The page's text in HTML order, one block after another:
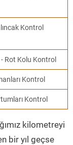
Kontrol
- Rot Kolu Kontrol
Kontrol
Kontrol
kilometreyi
bir yıl geçse